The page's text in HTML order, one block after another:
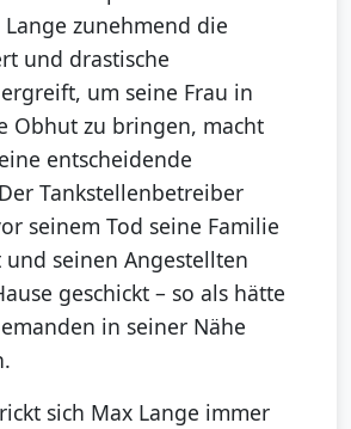
zunehmend die
und drastische
um seine Frau in
Obhut zu bringen, macht
entscheidende
Tankstellenbetreiber
seinem Tod seine Familie
und seinen Angestellten
geschickt – so als hätte
in seiner Nähe
sich Max Lange immer